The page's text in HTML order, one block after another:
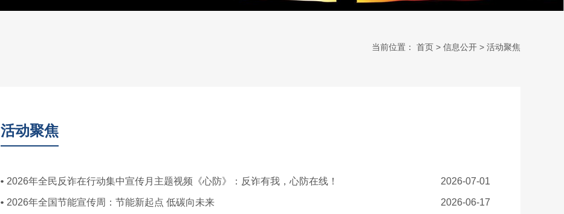
当前位置： 首页 > 信息公开 > 活动聚焦
活动聚焦
2026年全民反诈在行动集中宣传月主题视频《心防》：反诈有我，心防在线！ 2026-07-01
2026年全国节能宣传周：节能新起点 低碳向未来 2026-06-17